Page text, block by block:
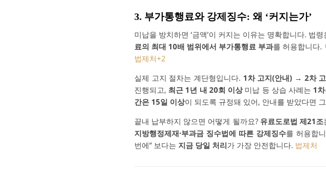
3. 부가통행료와 강제징수: 왜 ‘커지는가’
미납을 방치하면 ‘금액’이 커지는 이유는 명확합니다. 법령
료의 최대 10배 범위에서 부가통행료 부과를 허용합니다.
법제처+2
실제 고지 절차는 계단형입니다. 1차 고지(안내) → 2차
진행되고, 최근 1년 내 20회 이상미납 등 상습 사례는 1
간은 15일 이상이 되도록 규정돼 있어, 안내를 받았다면
끝내 납부하지 않으면 어떻게 될까요? 유료도로법 제21조
지방행정제재·부과금 징수법에 따른 강제징수를 허용합
번에” 보다는 지금 당일 처리가 가장 안전합니다. 법제처